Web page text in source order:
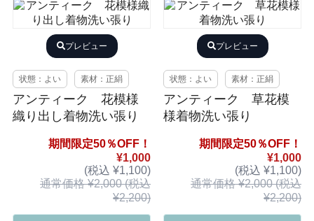
プレビュー
状態：よい 素材：正絹
アンティーク 花模様
織り出し着物洗い張り
期間限定50％OFF！
¥1,000
(税込 ¥1,100)
通常価格 ¥2,000 (税込
¥2,200)
プレビュー
状態：よい 素材：正絹
アンティーク 草花模
様着物洗い張り
期間限定50％OFF！
¥1,000
(税込 ¥1,100)
通常価格 ¥2,000 (税込
¥2,200)